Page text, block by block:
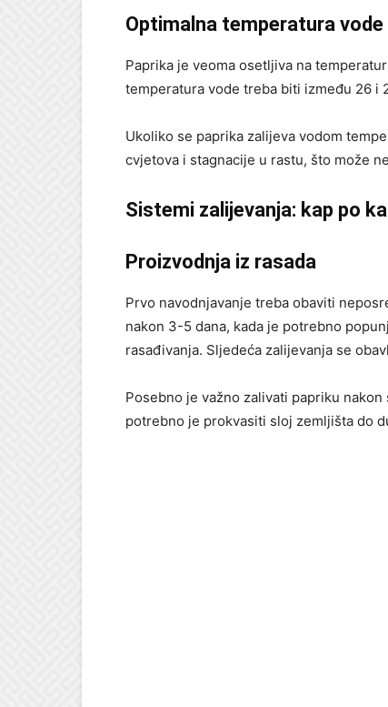
Optimalna temperatura vode
Paprika je veoma osetljiva na
temperatura vode treba biti između 26 i
Ukoliko se paprika zalijeva vodom
cvjetova i stagnacije u rastu, što može
Sistemi zalijevanja: kap po
Proizvodnja iz rasada
Prvo navodnjavanje treba obaviti
nakon 3-5 dana, kada je potrebno
rasađivanja. Sljedeća zalijevanja se
Posebno je važno zalivati papriku
potrebno je prokvasiti sloj zemljišta do